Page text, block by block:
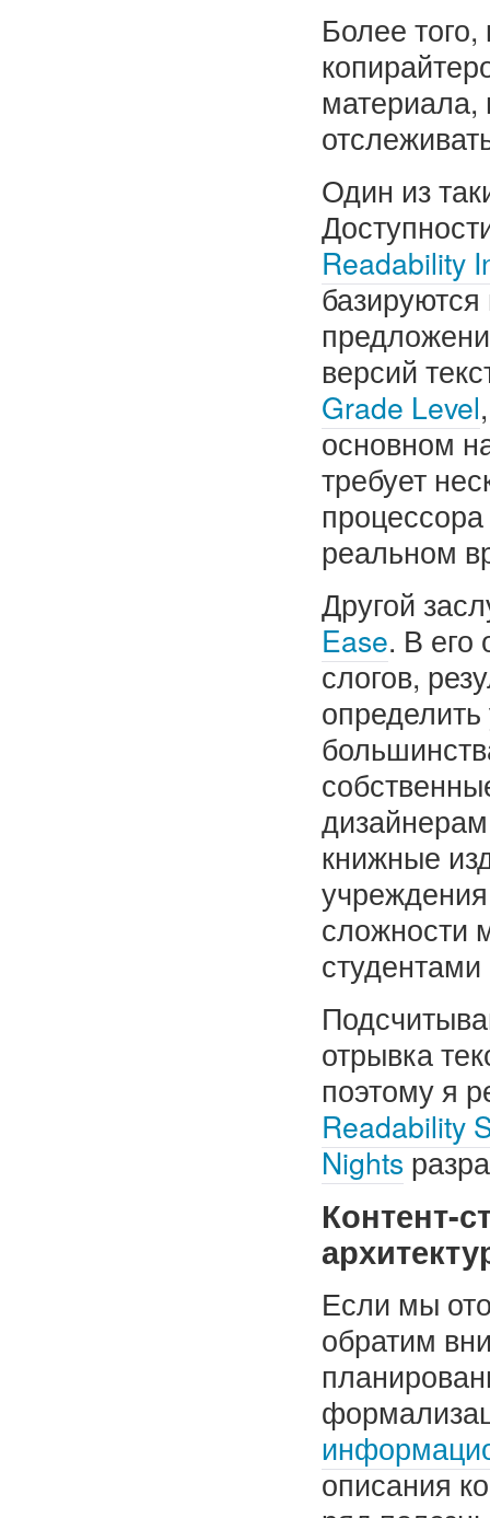
Более
материала,
Один из
Readability
версий
Grade Level
основном
требует
реальном
Другой
Ease. В его
слогов,
книжные
сложности
отрывка
поэтому я
Readability
Nights
Контент-
Если мы
обратим
описания